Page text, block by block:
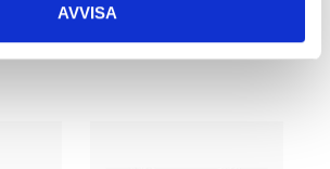
AVVISA
also bought